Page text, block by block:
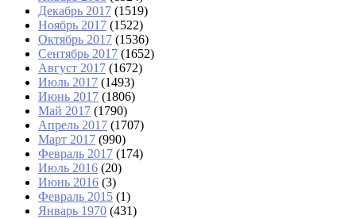
Декабрь 2017 (1519)
Ноябрь 2017 (1522)
Октябрь 2017 (1536)
Сентябрь 2017 (1652)
Август 2017 (1672)
Июль 2017 (1493)
Июнь 2017 (1806)
Май 2017 (1790)
Апрель 2017 (1707)
Март 2017 (990)
Февраль 2017 (174)
Июль 2016 (20)
Июнь 2016 (3)
Февраль 2015 (1)
Январь 1970 (431)